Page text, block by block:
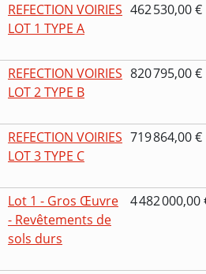
REFECTION VOIRIES
LOT 1 TYPE A
462 530,00 €
REFECTION VOIRIES
LOT 2 TYPE B
820 795,00 €
REFECTION VOIRIES
LOT 3 TYPE C
719 864,00 €
Lot 1 - Gros Œuvre
- Revêtements de
sols durs
4 482 000,00